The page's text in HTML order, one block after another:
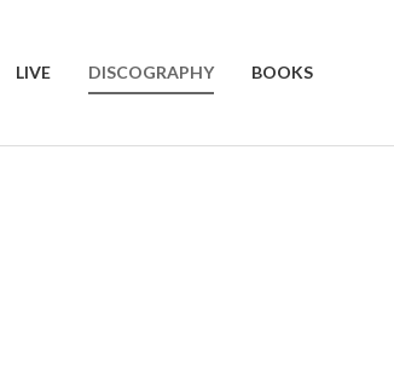
LIVE DISCOGRAPHY BOOKS